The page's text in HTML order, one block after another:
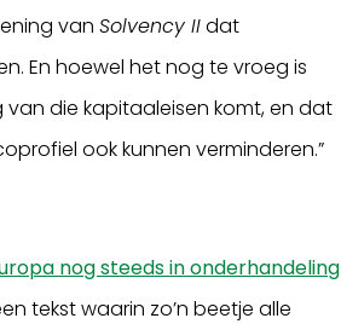
vanSolvency IIdat
En hoewel het nog te vroeg is
die kapitaaleisen komt, en dat
ook kunnen verminderen.”
nog steeds in onderhandeling
tekst waarin zo’n beetje alle